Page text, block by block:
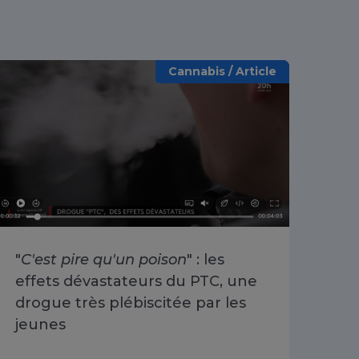
Cannabis / Article
"C'est pire qu'un poison" : les
effets dévastateurs du PTC, une
drogue très plébiscitée par les
jeunes